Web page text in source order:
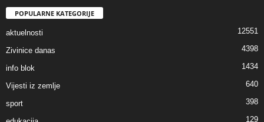
POPULARNE KATEGORIJE
aktuelnosti 12551
Zivinice danas 4398
info blok 1434
Vijesti iz zemlje 640
sport 398
129